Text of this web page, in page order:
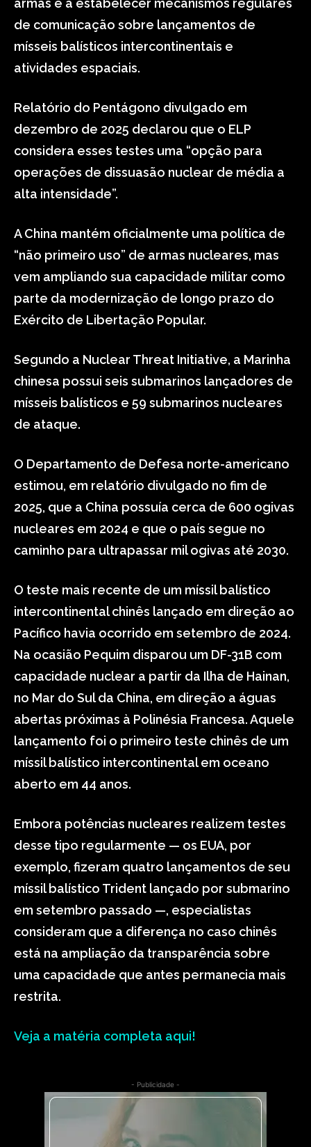
de comunicação sobre lançamentos de
mísseis balísticos intercontinentais e
atividades espaciais.
Relatório do Pentágono divulgado em
dezembro de 2025 declarou que o ELP
considera esses testes uma “opção para
operações de dissuasão nuclear de média a
alta intensidade”.
A China mantém oficialmente uma política de
“não primeiro uso” de armas nucleares, mas
vem ampliando sua capacidade militar como
parte da modernização de longo prazo do
Exército de Libertação Popular.
Segundo a Nuclear Threat Initiative, a Marinha
chinesa possui seis submarinos lançadores de
mísseis balísticos e 59 submarinos nucleares
de ataque.
O Departamento de Defesa norte-americano
estimou, em relatório divulgado no fim de
2025, que a China possuía cerca de 600 ogivas
nucleares em 2024 e que o país segue no
caminho para ultrapassar mil ogivas até 2030.
O teste mais recente de um míssil balístico
intercontinental chinês lançado em direção ao
Pacífico havia ocorrido em setembro de 2024.
Na ocasião Pequim disparou um DF-31B com
capacidade nuclear a partir da Ilha de Hainan,
no Mar do Sul da China, em direção a águas
abertas próximas à Polinésia Francesa. Aquele
lançamento foi o primeiro teste chinês de um
míssil balístico intercontinental em oceano
aberto em 44 anos.
Embora potências nucleares realizem testes
desse tipo regularmente — os EUA, por
exemplo, fizeram quatro lançamentos de seu
míssil balístico Trident lançado por submarino
em setembro passado —, especialistas
consideram que a diferença no caso chinês
está na ampliação da transparência sobre
uma capacidade que antes permanecia mais
restrita.
Veja a matéria completa aqui!
- Publicidade -